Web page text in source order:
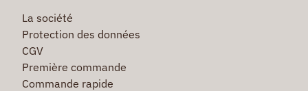
La société
Protection des données
CGV
Première commande
Commande rapide